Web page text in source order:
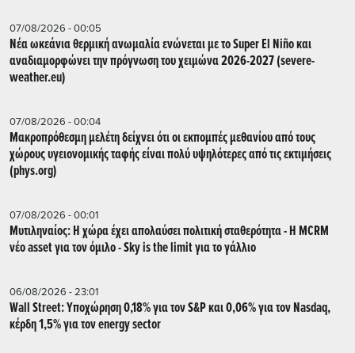
07/08/2026 - 00:05
Νέα ωκεάνια θερμική ανωμαλία ενώνεται με το Super El Niño και
αναδιαμορφώνει την πρόγνωση του χειμώνα 2026-2027 (severe-
weather.eu)
07/08/2026 - 00:04
Μακροπρόθεσμη μελέτη δείχνει ότι οι εκπομπές μεθανίου από τους
χώρους υγειονομικής ταφής είναι πολύ υψηλότερες από τις εκτιμήσεις
(phys.org)
07/08/2026 - 00:01
Μυτιληναίος: Η χώρα έχει απολαύσει πολιτική σταθερότητα - Η MCRM
νέο asset για τον όμιλο - Sky is the limit για το γάλλιο
06/08/2026 - 23:01
Wall Street: Υποχώρηση 0,18% για τον S&P και 0,06% για τον Nasdaq,
κέρδη 1,5% για τον energy sector